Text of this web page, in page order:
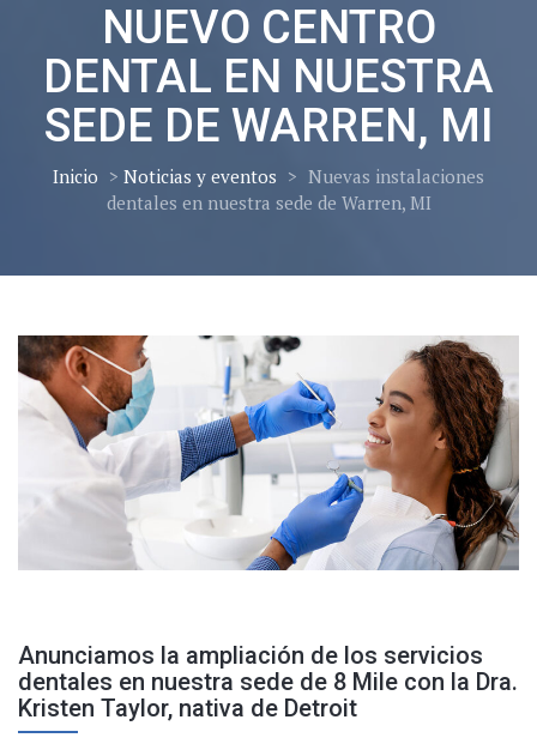
NUEVO CENTRO
DENTAL EN NUESTRA
SEDE DE WARREN, MI
Inicio > Noticias y eventos > Nuevas instalaciones
dentales en nuestra sede de Warren, MI
Anunciamos la ampliación de los servicios
dentales en nuestra sede de 8 Mile con la Dra.
Kristen Taylor, nativa de Detroit